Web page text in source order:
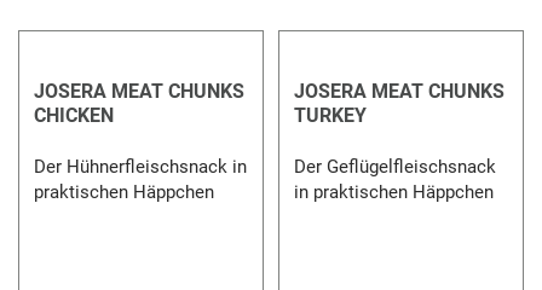
JOSERA MEAT CHUNKS
CHICKEN
Der Hühnerfleischsnack in
praktischen Häppchen
JOSERA MEAT CHUNKS
TURKEY
Der Geflügelfleischsnack
in praktischen Häppchen